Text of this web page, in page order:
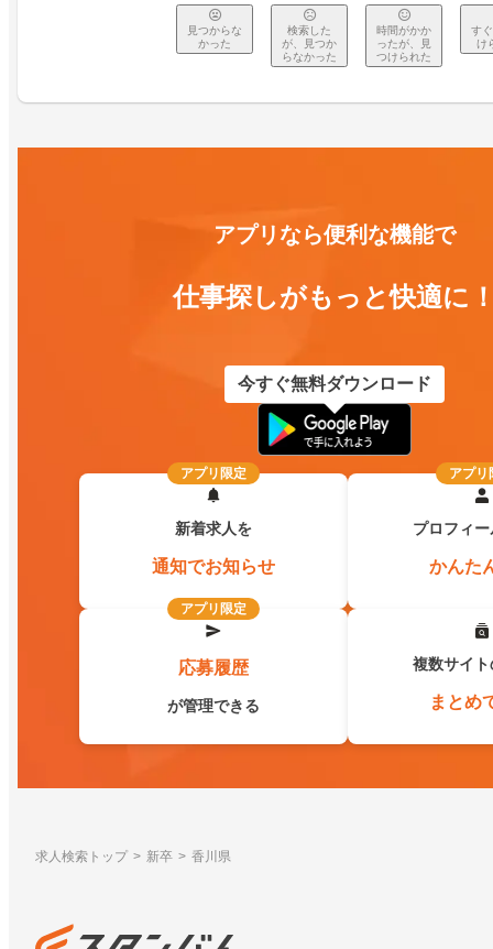
見つからな
かった
検索した
が、見つか
らなかった
時間がかか
ったが、見
つけられた
す
け
アプリなら便利な機能で
仕事探しがもっと快適に
今すぐ無料ダウンロード
アプリ限定
新着求人を
通知でお知らせ
アプリ
プロフィ
かんた
アプリ限定
応募履歴
が管理できる
複数サイ
まとめ
求人検索トップ 新卒 香川県